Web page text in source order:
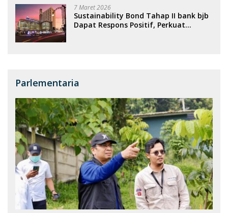
Nasional
7 Maret 2026
Sustainability Bond Tahap II bank bjb
Dapat Respons Positif, Perkuat
Parlementaria